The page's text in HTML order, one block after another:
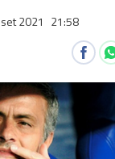
2021 21:58